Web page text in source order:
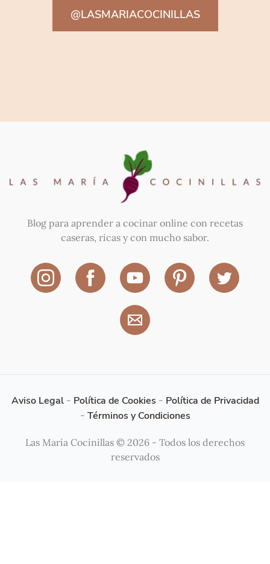
@LASMARIACOCINILLAS
Blog para aprender a cocinar online con recetas
caseras, ricas y con mucho sabor.
Aviso Legal- Política de Cookies - Política de Privacidad
- Términos y Condiciones
Las María Cocinillas © 2026 - Todos los derechos
reservados